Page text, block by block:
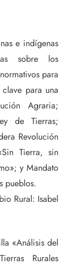
e indígenas
sobre los
para
para una
Agraria;
de Tierras;
Revolución
Tierra, sin
y Mandato
pueblos.
Rural: Isabel
«Análisis del
Rurales